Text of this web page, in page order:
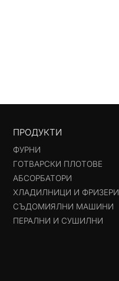
ПРОДУКТИ
ФУРНИ
ГОТВАРСКИ ПЛОТОВЕ
АБСОРБАТОРИ
ХЛАДИЛНИЦИ И ФРИЗЕРИ
СЪДОМИЯЛНИ МАШИНИ
ПЕРАЛНИ И СУШИЛНИ